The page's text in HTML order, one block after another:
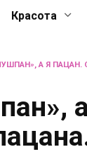
Красота
А Я ПАЦАН.